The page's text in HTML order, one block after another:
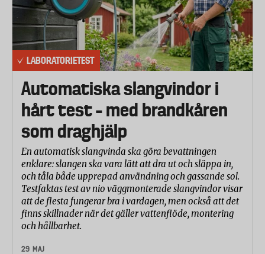
komposition kan delas in i fyra kategorier: blekbara,
proteinbaserade, stärkelsebaserade och fettbaserade.
Matrester och fläckar appliceras på olika typer av
bärare: tallrikar, koppar och skålar i porslin, plåtar i
rostfritt stål och tallrikar i glas.
Rengöringseffektiviteten testas på följande
matresterna och fläckar:
Intorkade rester från potatis, majs, ris och vete
Intorkade rester från kokt pasta mixat med vatten
Intorkade rester från köttfärs med ägg
Intorkade rester från mjölk (mjölkskinn)
Intorkad äggula
LABORATORIETEST
Automatiska slangvindor i
hårt test – med brandkåren
som draghjälp
En automatisk slangvinda ska göra bevattningen
enklare: slangen ska vara lätt att dra ut och släppa in,
och tåla både upprepad användning och gassande sol.
Testfaktas test av nio väggmonterade slangvindor visar
att de flesta fungerar bra i vardagen, men också att det
finns skillnader när det gäller vattenflöde, montering
och hållbarhet.
29 MAJ